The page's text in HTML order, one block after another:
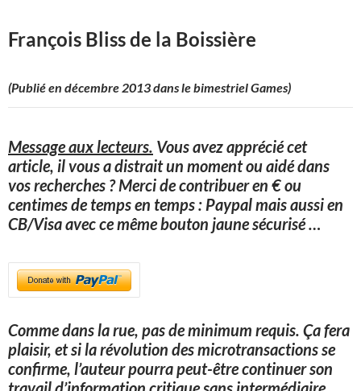
François Bliss de la Boissière
(Publié en décembre 2013 dans le bimestriel Games)
Message aux lecteurs. Vous avez apprécié cet
article, il vous a distrait un moment ou aidé dans
vos recherches ? Merci de contribuer en € ou
centimes de temps en temps : Paypal mais aussi en
CB/Visa avec ce même bouton jaune sécurisé…
Comme dans la rue, pas de minimum requis. Ça fera
plaisir, et si la révolution des microtransactions se
confirme, l’auteur pourra peut-être continuer son